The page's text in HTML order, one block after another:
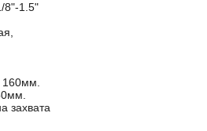
8"-1.5"
захвата